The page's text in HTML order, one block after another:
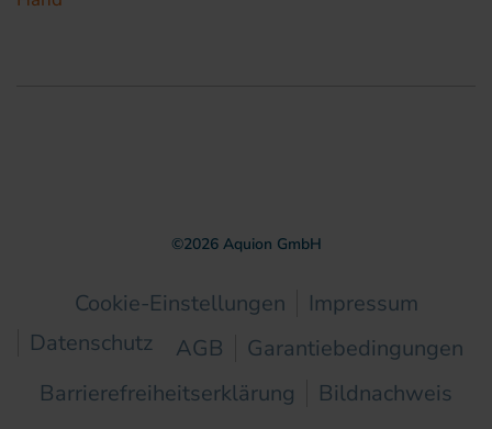
©2026Aquion GmbH
Cookie-Einstellungen
Impressum
Datenschutz
AGB
Garantiebedingungen
Barrierefreiheitserklärung
Bildnachweis